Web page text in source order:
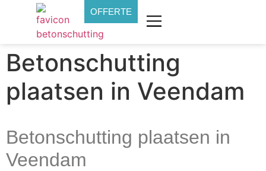
OFFERTE
Betonschutting
plaatsen in Veendam
Betonschutting plaatsen in
Veendam